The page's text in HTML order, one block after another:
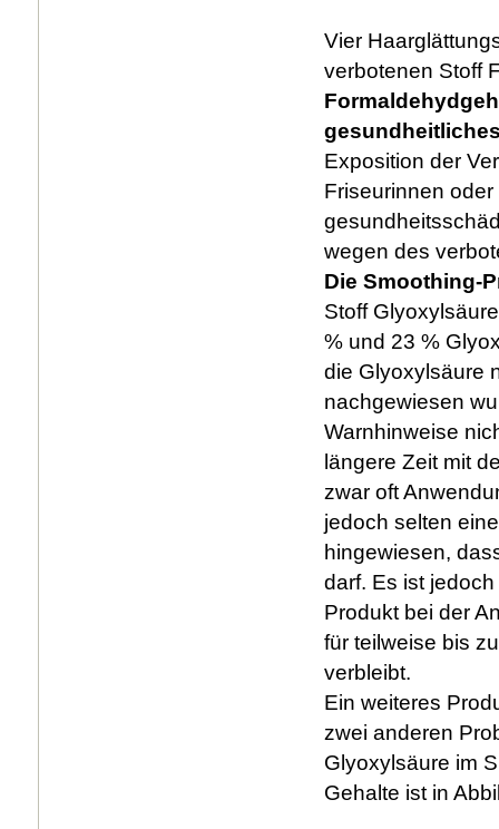
Vier
verbotenen Stoff
Exposition der
Friseurinnen
wegen des
Die Smoothing-
Stoff
% und 23 %
die Glyoxylsäure
nachgewiesen
Warnhinweise
längere Zeit mit
zwar oft
jedoch selten
hingewiesen,
darf. Es ist
Produkt bei der
für teilweise bis
verbleibt.
Ein weiteres
zwei anderen
Glyoxylsäure im
Gehalte ist in